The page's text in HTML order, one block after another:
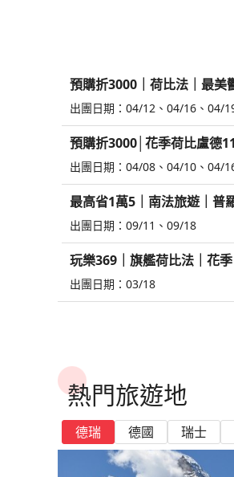
預購折3000｜荷比法｜最美
出團日期： 04/12 04/16 04/
預購折3000│花季荷比盧德
出團日期： 04/08 04/10 04/
最高省1萬5｜南法旅遊｜普
出團日期： 09/11 09/18
玩樂369｜旗艦荷比法｜花
出團日期： 03/18
熱門旅遊地
德瑞 德國 瑞士